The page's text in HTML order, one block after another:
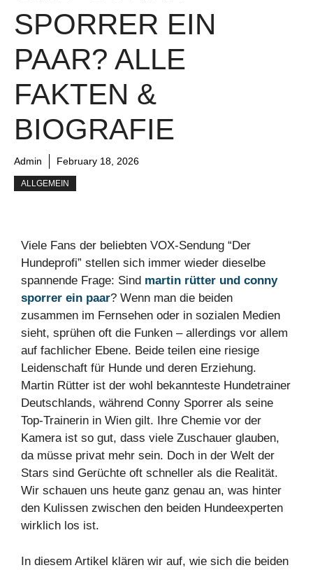
SPORRER EIN
PAAR? ALLE
FAKTEN &
BIOGRAFIE
Admin February 18, 2026
ALLGEMEIN
Viele Fans der beliebten VOX-Sendung “Der
Hundeprofi” stellen sich immer wieder dieselbe
spannende Frage: Sind martin rütter und conny
sporrer ein paar? Wenn man die beiden
zusammen im Fernsehen oder in sozialen Medien
sieht, sprühen oft die Funken – allerdings vor allem
auf fachlicher Ebene. Beide teilen eine riesige
Leidenschaft für Hunde und deren Erziehung.
Martin Rütter ist der wohl bekannteste Hundetrainer
Deutschlands, während Conny Sporrer als seine
Top-Trainerin in Wien gilt. Ihre Chemie vor der
Kamera ist so gut, dass viele Zuschauer glauben,
da müsse privat mehr sein. Doch in der Welt der
Stars sind Gerüchte oft schneller als die Realität.
Wir schauen uns heute ganz genau an, was hinter
den Kulissen zwischen den beiden Hundeexperten
wirklich los ist.
In diesem Artikel klären wir auf, wie sich die beiden